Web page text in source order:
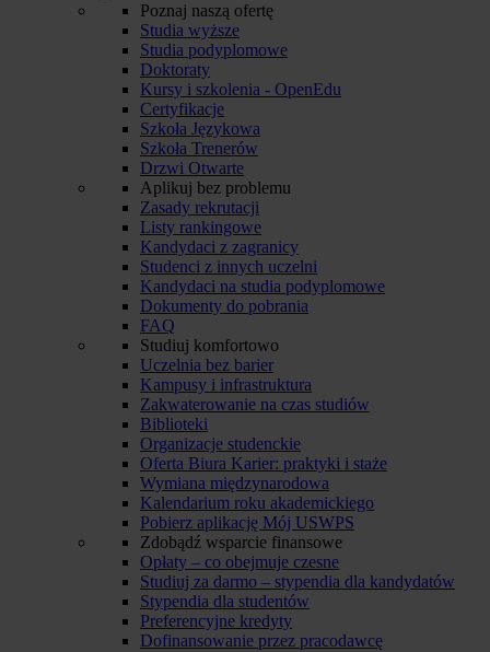
Poznaj naszą ofertę
Studia wyższe
Studia podyplomowe
Doktoraty
Kursy i szkolenia - OpenEdu
Certyfikacje
Szkoła Językowa
Szkoła Trenerów
Drzwi Otwarte
Aplikuj bez problemu
Zasady rekrutacji
Listy rankingowe
Kandydaci z zagranicy
Studenci z innych uczelni
Kandydaci na studia podyplomowe
Dokumenty do pobrania
FAQ
Studiuj komfortowo
Uczelnia bez barier
Kampusy i infrastruktura
Zakwaterowanie na czas studiów
Biblioteki
Organizacje studenckie
Oferta Biura Karier: praktyki i staże
Wymiana międzynarodowa
Kalendarium roku akademickiego
Pobierz aplikację Mój USWPS
Zdobądź wsparcie finansowe
Opłaty – co obejmuje czesne
Studiuj za darmo – stypendia dla kandydatów
Stypendia dla studentów
Preferencyjne kredyty
Dofinansowanie przez pracodawcę